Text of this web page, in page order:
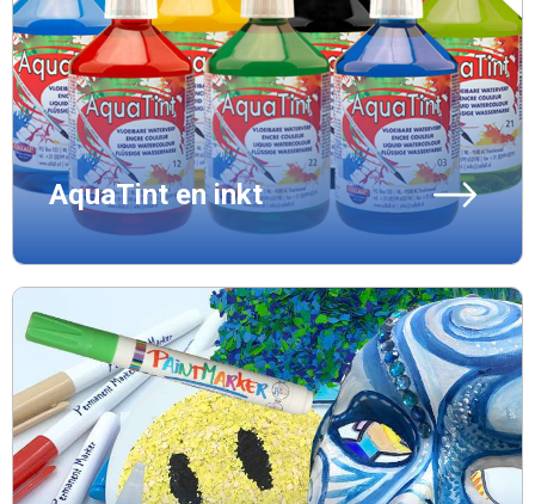
AquaTint en inkt